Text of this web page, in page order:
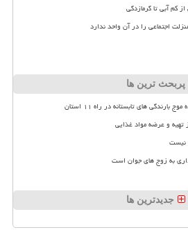
کم آبی تا گرمازدگی
اجتماعی را در آن واحد ندارد
پربحث ترین ها
تهیه و عرضه مواد غذایی
نیست
جدیدترین ها